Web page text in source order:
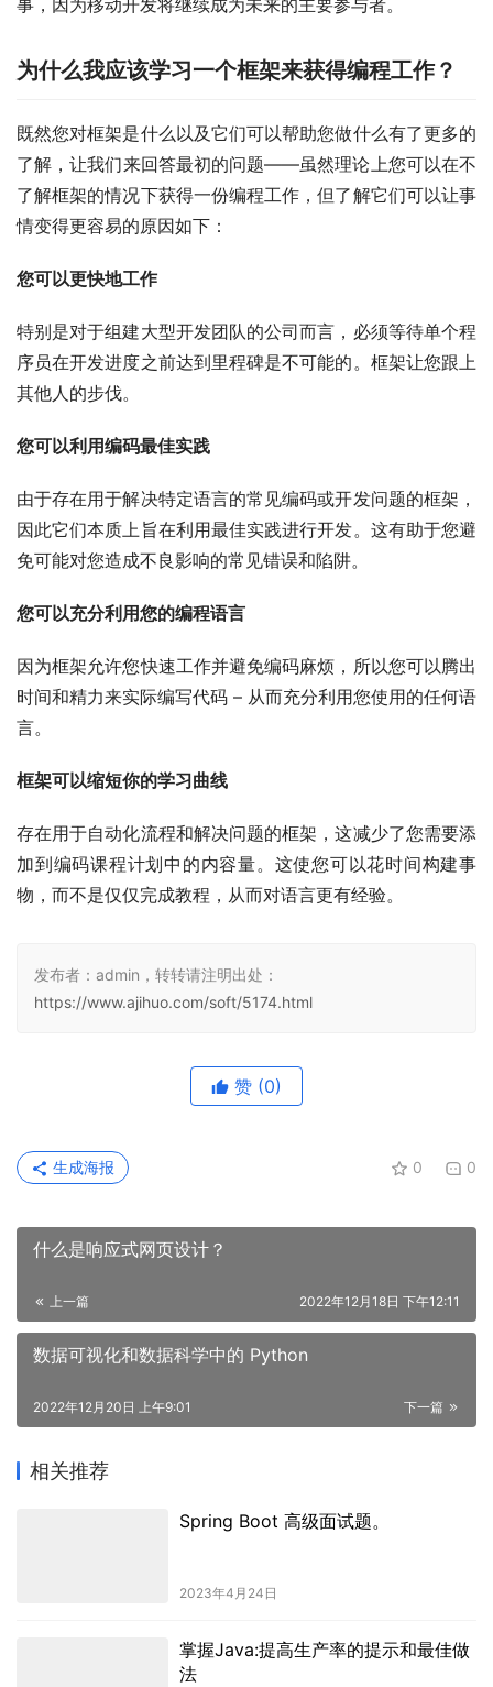
事，因为移动开发将继续成为未来的主要参与者。
为什么我应该学习一个框架来获得编程工作？
既然您对框架是什么以及它们可以帮助您做什么有了更多的
了解，让我们来回答最初的问题——虽然理论上您可以在不
了解框架的情况下获得一份编程工作，但了解它们可以让事
情变得更容易的原因如下：
您可以更快地工作
特别是对于组建大型开发团队的公司而言，必须等待单个程
序员在开发进度之前达到里程碑是不可能的。框架让您跟上
其他人的步伐。
您可以利用编码最佳实践
由于存在用于解决特定语言的常见编码或开发问题的框架，
因此它们本质上旨在利用最佳实践进行开发。这有助于您避
免可能对您造成不良影响的常见错误和陷阱。
您可以充分利用您的编程语言
因为框架允许您快速工作并避免编码麻烦，所以您可以腾出
时间和精力来实际编写代码 – 从而充分利用您使用的任何语
言。
框架可以缩短你的学习曲线
存在用于自动化流程和解决问题的框架，这减少了您需要添
加到编码课程计划中的内容量。这使您可以花时间构建事
物，而不是仅仅完成教程，从而对语言更有经验。
发布者：admin，转转请注明出处：
https://www.ajihuo.com/soft/5174.html
赞 (0)
0 0
生成海报
什么是响应式网页设计？
上一篇 2022年12月18日 下午12:11
数据可视化和数据科学中的 Python
下一篇
2022年12月20日 上午9:01
相关推荐
Spring Boot 高级面试题。
2023年4月24日
掌握Java:提高生产率的提示和最佳做
法